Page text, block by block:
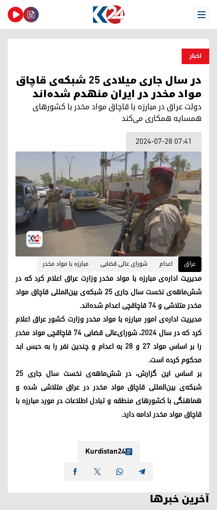
Open Menu
اخبار
در سال جاری میلادی ۲۵ شبکه‌ی قاچاق
مواد مخدر در ایران منهدم شده‌اند
دولت عراق در مبارزه با قاچاق مواد مخدر با کشورهای
همسایه همکاری می‌کند
2024-07-28 07:41
عراق اعدام شورای عالی قضایی مبارزه با مواد مخدر
مدیریت اداره‌ی مبارزه با مواد مخدر وزارت عراق اعلام کرد که در
شش‌ماهه‌ی نخست سال جاری ۲۵ شبکه‌ی بین‌المللی قاچاق مواد
مخدر متلاشی و ۷۴ قاچاقچی اعدام شده‌اند.
مدیریت اداره‌ی امور مبارزه با مواد مخدر وزارت کشور عراق اعلام
کرد که در سال ۲۰۲۴، شورای‌عالی قضایی ۷۴ قاچاقچی مواد مخدر
را بر اساس مواد ۲۷ و ۲۸ به اعدام و چندین نفر را به حبس ابد
محکوم کرده است.
بر اساس این گزارش، در شش‌ماهه‌ی نخست سال جاری ۲۵
شبکه‌ی بین‌المللی قاچاق مواد مخدر در عراق متلاشی شده و
هماهنگی با کشورهای منطقه و تبادل اطلاعات در مورد مبارزه با
قاچاق مواد مخدر ادامه دارد.
Kurdistan24
آخرین خبرها